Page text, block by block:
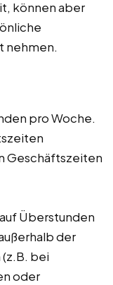
können aber
nehmen.
pro Woche.
Geschäftszeiten
Überstunden
der
bei
oder